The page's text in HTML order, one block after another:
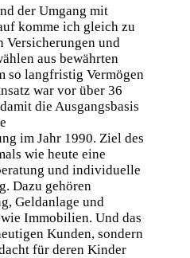
der Umgang mit
komme ich gleich zu
Versicherungen und
aus bewährten
so langfristig Vermögen
war vor über 36
die Ausgangsbasis
im Jahr 1990. Ziel des
wie heute eine
und individuelle
Dazu gehören
Geldanlage und
Immobilien. Und das
Kunden, sondern
für deren Kinder